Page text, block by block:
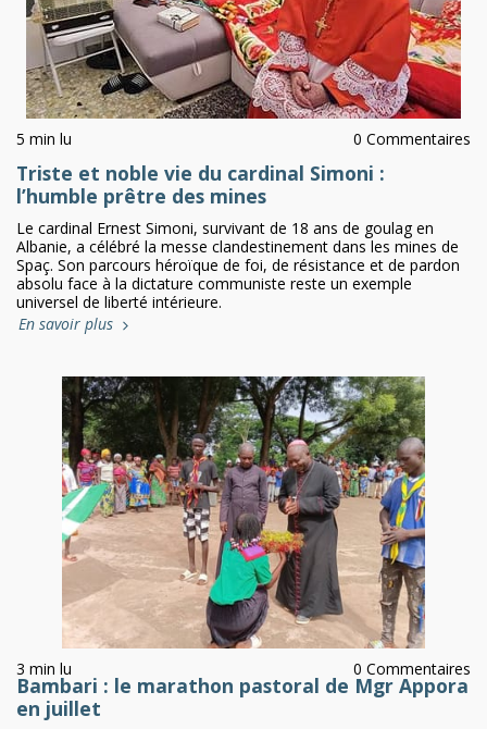
5 min lu 0 Commentaires
Triste et noble vie du cardinal Simoni :
l’humble prêtre des mines
Le cardinal Ernest Simoni, survivant de 18 ans de goulag en
Albanie, a célébré la messe clandestinement dans les mines de
Spaç. Son parcours héroïque de foi, de résistance et de pardon
absolu face à la dictature communiste reste un exemple
universel de liberté intérieure.
En savoir plus
3 min lu 0 Commentaires
Bambari : le marathon pastoral de Mgr Appora
en juillet